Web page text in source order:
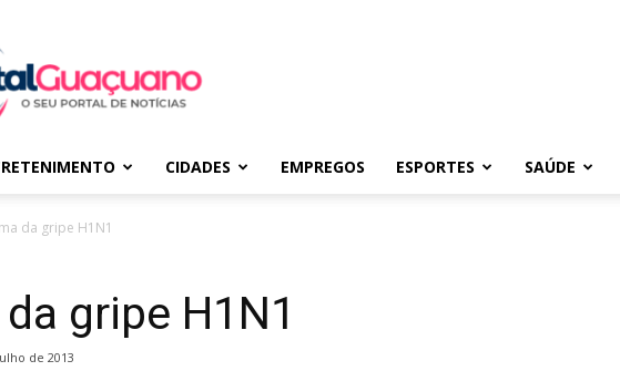
CIDADES EMPREGOS ESPORTES SAÚDE
da gripe H1N1
gripe H1N1
de 2013